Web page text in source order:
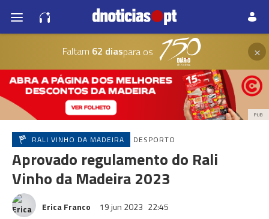
Faltam 62 diaspara os ×
PUB
RALI VINHO DA MADEIRA DESPORTO
Aprovado regulamento do Rali
Vinho da Madeira 2023
Erica Franco 19 jun 2023 22:45